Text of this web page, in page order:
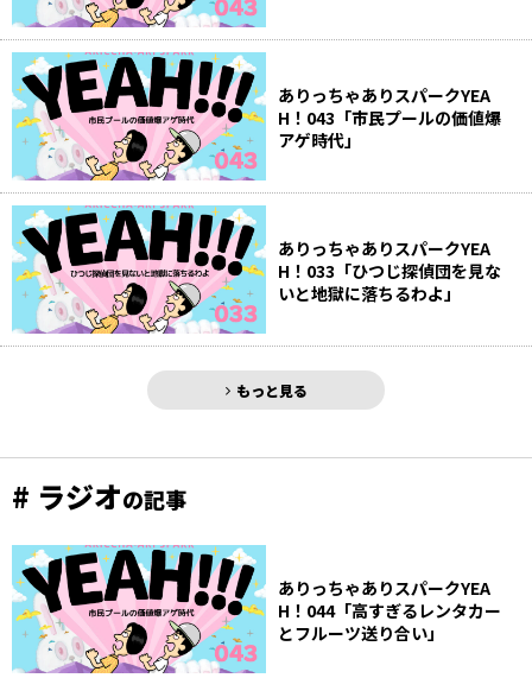
ありっちゃありスパークYEA
H！043「市民プールの価値爆
アゲ時代」
ありっちゃありスパークYEA
H！033「ひつじ探偵団を見な
いと地獄に落ちるわよ」
もっと見る
# ラジオの記事
ありっちゃありスパークYEA
H！044「高すぎるレンタカー
とフルーツ送り合い」